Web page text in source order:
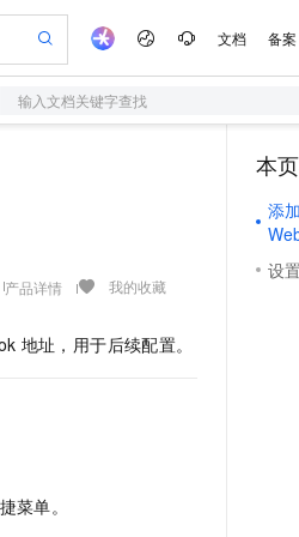
文档 备案
输入文档关键字查找
产品详情 我的收藏
地址，用于后续配置。
菜单。
本
添
设
全托管，含MySQL、PostgreSQL、SQL Server、MariaDB多引擎
能体编程平台
网络安全防护产品
轻量应用服
数字证书
实现全站
V4-Pro
专属 QwenPaw HOT
从聊天伙伴进化为能主动干活的本地数字员工
一句话生成
输入一句话
一键部署幻
一键购买专
创作，一键激活电商全链路生产力
成，高效打造优质广告素材
作，剧本、分镜、视频高效生成
AI 活动
AI 生产力先锋
先锋实践拓
飞天发布时
所见，即是
阿里
益
专业服务
计划 服务伙伴
Al MaaS 服
伙伴信用分
开发者社
电子书
加入我们
社会招聘
校园招聘